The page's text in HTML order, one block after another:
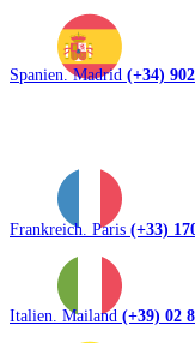
Spanien. Madrid (+34)
Frankreich. Paris (+33)
Italien. Mailand (+39) 02